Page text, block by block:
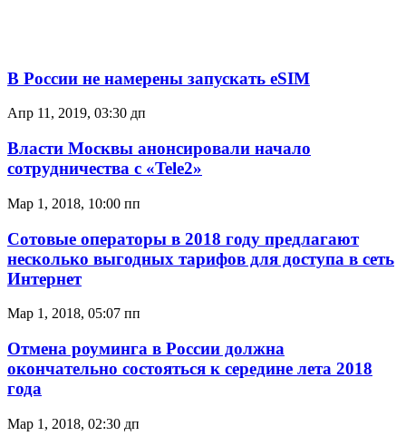
В России не намерены запускать eSIM
Апр 11, 2019, 03:30 дп
Власти Москвы анонсировали начало
сотрудничества с «Tele2»
Мар 1, 2018, 10:00 пп
Сотовые операторы в 2018 году предлагают
несколько выгодных тарифов для доступа в сеть
Интернет
Мар 1, 2018, 05:07 пп
Отмена роуминга в России должна
окончательно состояться к середине лета 2018
года
Мар 1, 2018, 02:30 дп